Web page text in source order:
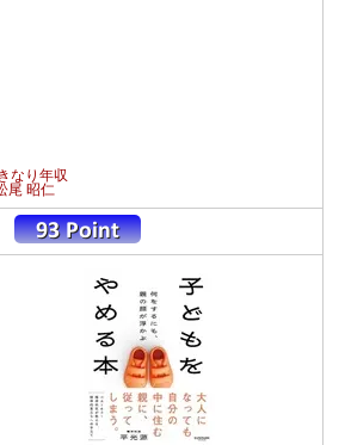
なり年収
尾 昭仁